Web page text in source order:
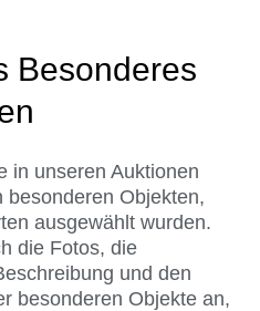
Besonderes
in unseren Auktionen
besonderen Objekten,
ausgewählt wurden.
die Fotos, die
und den
besonderen Objekte an,